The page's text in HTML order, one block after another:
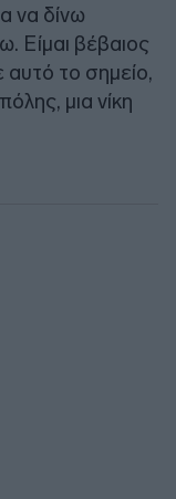
να δίνω
Είμαι βέβαιος
αυτό το σημείο,
μια νίκη